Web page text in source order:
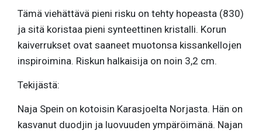
Tämä viehättävä pieni risku on tehty hopeasta (830)
ja sitä koristaa pieni synteettinen kristalli. Korun
kaiverrukset ovat saaneet muotonsa kissankellojen
inspiroimina. Riskun halkaisija on noin 3,2 cm.
Tekijästä:
Naja Spein on kotoisin Karasjoelta Norjasta. Hän on
kasvanut duodjin ja luovuuden ympäröimänä. Najan